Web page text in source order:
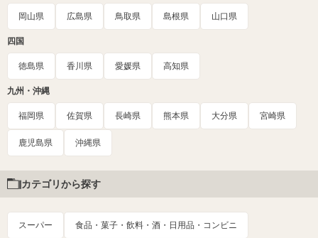
岡山県 広島県 鳥取県 島根県 山口県
四国
徳島県 香川県 愛媛県 高知県
九州・沖縄
福岡県 佐賀県 長崎県 熊本県 大分県 宮崎県
鹿児島県 沖縄県
カテゴリから探す
スーパー 食品・菓子・飲料・酒・日用品・コンビニ